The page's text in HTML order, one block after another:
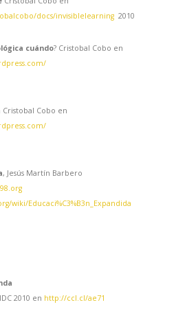
docs/invisiblelearning 2010
cuándo? Cristobal Cobo en
Cristobal Cobo en
, Jesús Martín Barbero
wiki/Educaci%C3%B3n_Expandida
IDC 2010 en http://ccl.cl/ae71